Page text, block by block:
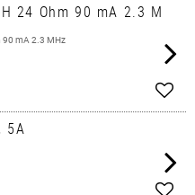
24 Ohm 90 mA 2.3 M
90 mA 2.3 MHz
5A